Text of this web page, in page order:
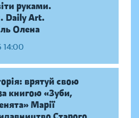
руками.
Daily Аrt.
Олена
14:00
врятуй свою
книгою «Зуби,
Марії